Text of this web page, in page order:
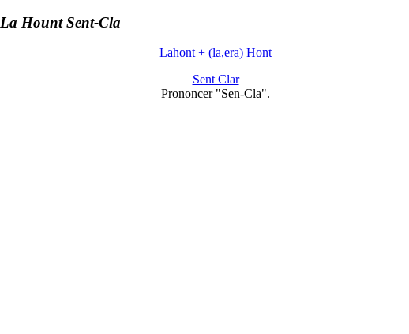
La Hount Sent-Cla
Lahont + (la,era) Hont
Sent Clar
Prononcer "Sen-Cla".